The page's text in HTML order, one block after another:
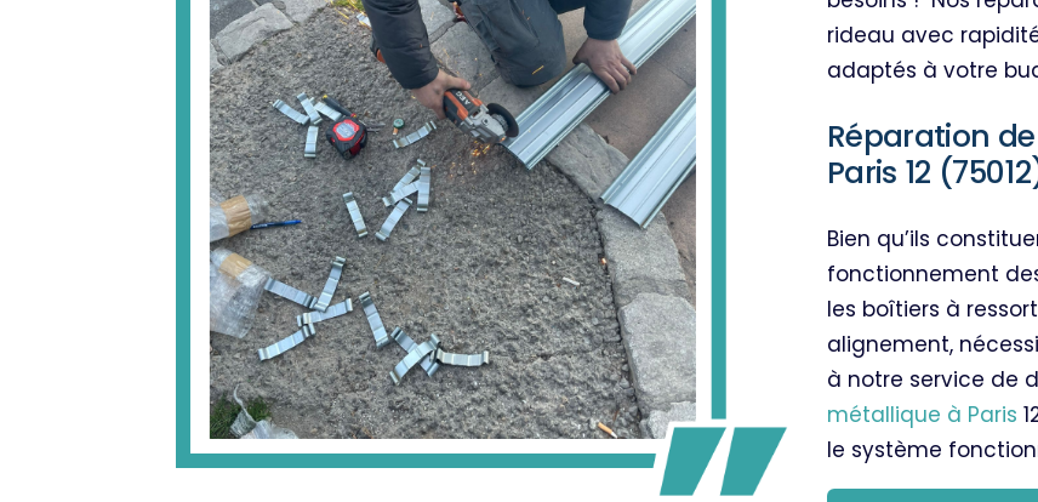
Une défaillance de l’axe d’enroulement d’une grille
métallique;
Une détérioration dans le boîtier de commande d’un rideau
de protection;
Lorsqu’il s’agit de protéger les biens de vos commerces, magasins
ou habitations, il est préférable de contacter rapidement notre
serrurier qualifié dedépannage rideau métallique Paris 12
rideau avec
adaptés à votre
Réparation
Paris 12
Bien qu’ils
fonctionnement
les boîtiers à
alignement,
à notre service de
métallique à Paris
le système
métal.